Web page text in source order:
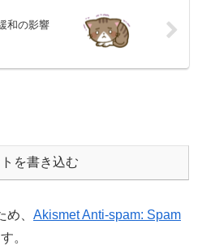
和の影響
を書き込む
、 Akismet Anti-spam: Spam
。